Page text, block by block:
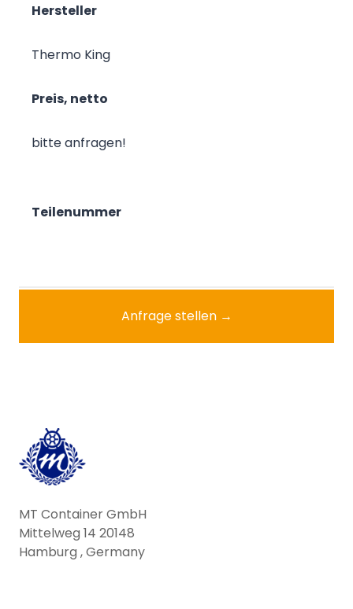
Hersteller
Thermo King
Preis, netto
bitte anfragen!
Teilenummer
Anfrage stellen →
MT Container GmbH
Mittelweg 14 20148
Hamburg , Germany